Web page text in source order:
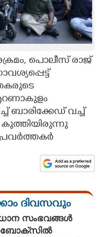
പൊലീസ് രാജ്
ബാരിക്കേഡ് വച്ച്
പ്രവർത്തകർ
ദിവസവും
സംഭവങ്ങൾ